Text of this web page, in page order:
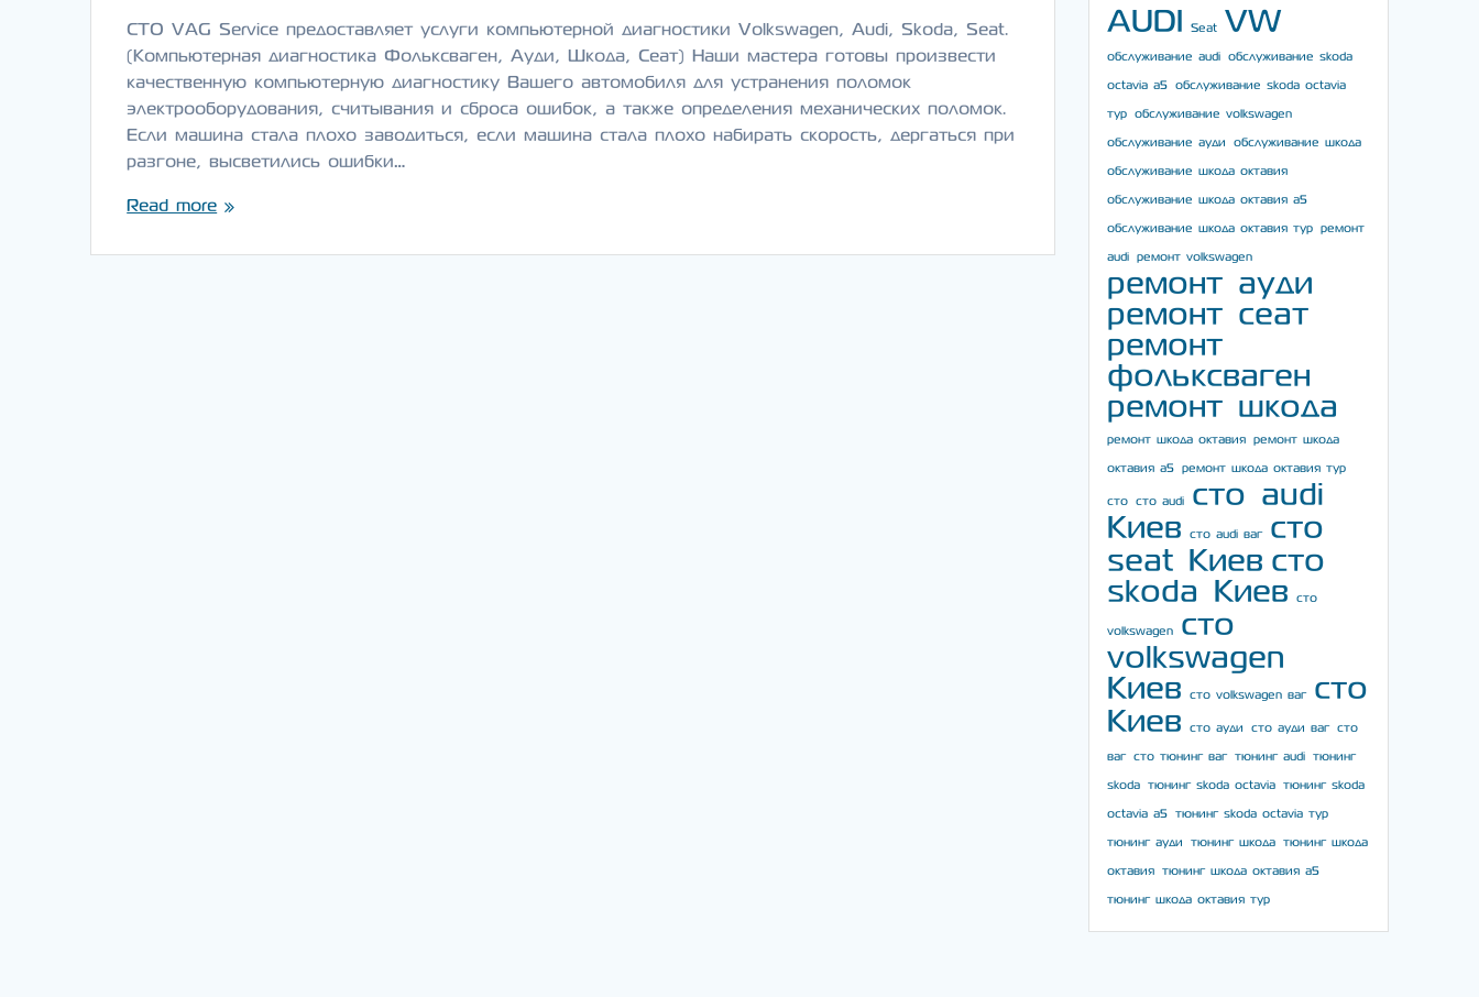
СТО VAG Service предоставляет услуги компьютерной диагностики Volkswagen, Audi, Skoda, Seat.
(Компьютерная диагностика Фольксваген, Ауди, Шкода, Сеат) Наши мастера готовы произвести
качественную компьютерную диагностику Вашего автомобиля для устранения поломок
электрооборудования, считывания и сброса ошибок, а также определения механических поломок.
Если машина стала плохо заводиться, если машина стала плохо набирать скорость, дергаться при
разгоне, высветились ошибки…
Read more
AUDI Seat VW
обслуживание audi обслуживание skoda
octavia a5 обслуживание skoda octavia
тур обслуживание volkswagen
обслуживание ауди обслуживание шкода
обслуживание шкода октавия
обслуживание шкода октавия а5
обслуживание шкода октавия тур ремонт
audi ремонт volkswagen
ремонт ауди
ремонт сеат
ремонт
фольксваген
ремонт шкода
ремонт шкода октавия ремонт шкода
октавия а5 ремонт шкода октавия тур
сто сто audi
сто audi
Киев
сто audi ваг
сто
seat Киев сто
skoda Киев
сто
volkswagen
сто
volkswagen
Киев
сто volkswagen ваг
сто
Киев
сто ауди сто ауди ваг сто
ваг сто тюнинг ваг тюнинг audi тюнинг
skoda тюнинг skoda octavia тюнинг skoda
octavia a5 тюнинг skoda octavia тур
тюнинг ауди тюнинг шкода тюнинг шкода
октавия тюнинг шкода октавия а5
тюнинг шкода октавия тур